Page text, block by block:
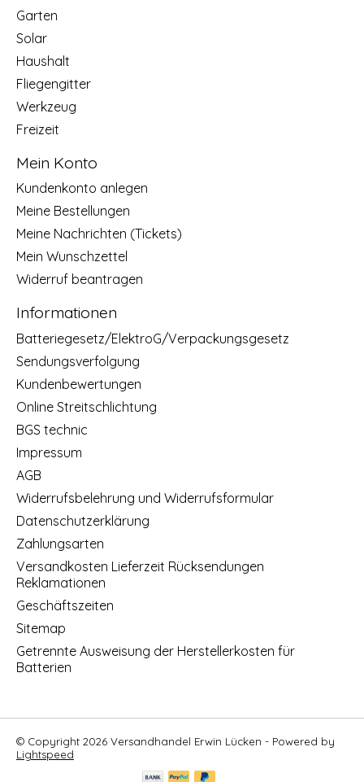
Garten
Solar
Haushalt
Fliegengitter
Werkzeug
Freizeit
Mein Konto
Kundenkonto anlegen
Meine Bestellungen
Meine Nachrichten (Tickets)
Mein Wunschzettel
Widerruf beantragen
Informationen
Batteriegesetz/ElektroG/Verpackungsgesetz
Sendungsverfolgung
Kundenbewertungen
Online Streitschlichtung
BGS technic
Impressum
AGB
Widerrufsbelehrung und Widerrufsformular
Datenschutzerklärung
Zahlungsarten
Versandkosten Lieferzeit Rücksendungen
Reklamationen
Geschäftszeiten
Sitemap
Getrennte Ausweisung der Herstellerkosten für
Batterien
© Copyright 2026 Versandhandel Erwin Lücken - Powered by
Lightspeed